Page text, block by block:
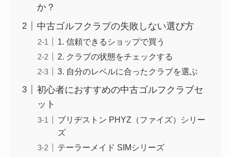
か？
中古ゴルフクラブの失敗しない選び方
1. 信頼できるショップで買う
2. クラブの状態をチェックする
3. 自分のレベルに合ったクラブを選ぶ
初心者におすすめの中古ゴルフクラブセ
ット
ブリヂストン PHYZ（ファイズ）シリー
ズ
テーラーメイド SIMシリーズ